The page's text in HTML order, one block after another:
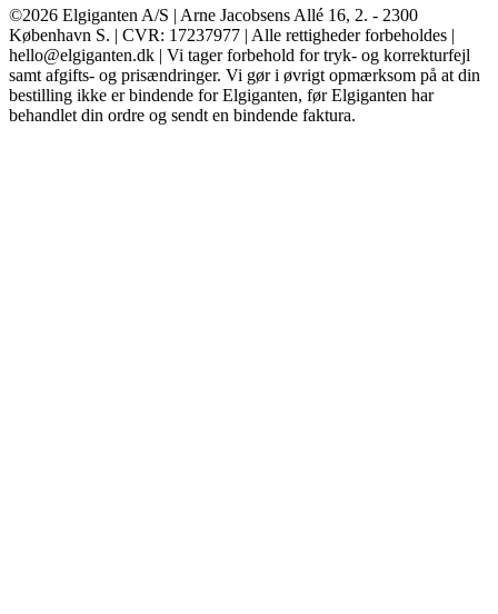
©2026 Elgiganten A/S | Arne Jacobsens Allé 16, 2. - 2300
København S. | CVR: 17237977 | Alle rettigheder forbeholdes |
hello@elgiganten.dk | Vi tager forbehold for tryk- og korrekturfejl
samt afgifts- og prisændringer. Vi gør i øvrigt opmærksom på at din
bestilling ikke er bindende for Elgiganten, før Elgiganten har
behandlet din ordre og sendt en bindende faktura.